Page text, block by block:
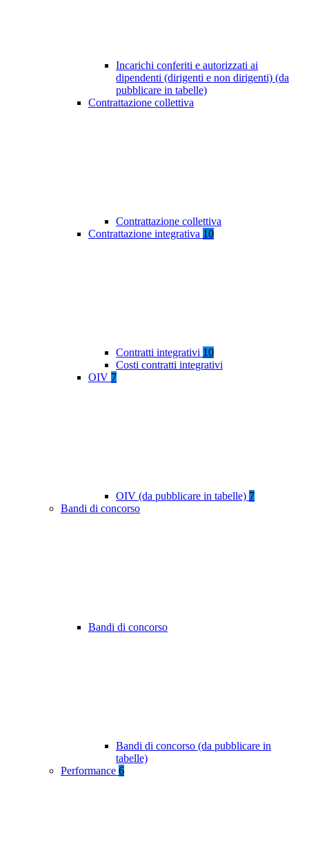
Incarichi conferiti e autorizzati ai
dipendenti (dirigenti e non dirigenti) (da
pubblicare in tabelle)
Contrattazione collettiva
Contrattazione collettiva
Contrattazione integrativa 10
Contratti integrativi 10
Costi contratti integrativi
OIV 7
OIV (da pubblicare in tabelle) 7
Bandi di concorso
Bandi di concorso
Bandi di concorso (da pubblicare in
tabelle)
Performance 6